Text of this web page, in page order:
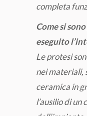
completa
Come si
eseguito
Le protesi
nei materiali,
ceramica in
l’ausilio di